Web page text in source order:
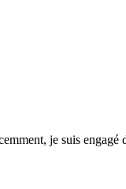
je suis